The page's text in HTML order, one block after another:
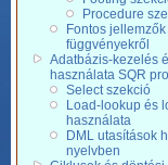
Procedure
Fontos
függvényekről
Adatbázis-kezelés
használata SQR
Select szekció
Load-lookup és
használata
DML utasítások
nyelvben